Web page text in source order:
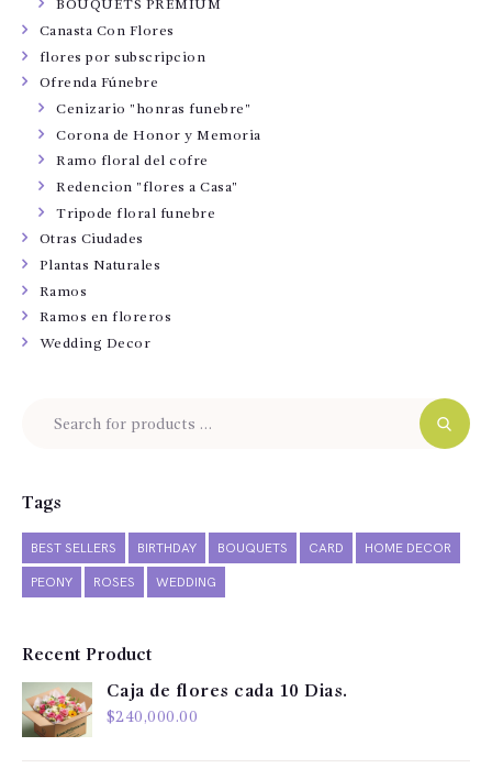
BOUQUETS PREMIUM
Canasta Con Flores
flores por subscripcion
Ofrenda Fúnebre
Cenizario "honras funebre"
Corona de Honor y Memoria
Ramo floral del cofre
Redencion "flores a Casa"
Tripode floral funebre
Otras Ciudades
Plantas Naturales
Ramos
Ramos en floreros
Wedding Decor
Tags
BEST SELLERS BIRTHDAY BOUQUETS CARD HOME DECOR
PEONY ROSES WEDDING
Recent Product
Caja de flores cada 10 Dias.
$240,000.00